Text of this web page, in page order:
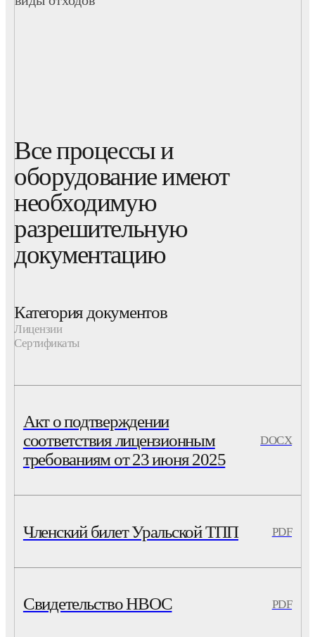
Все процессы и
оборудование имеют
необходимую
разрешительную
документацию
Категория документов
Лицензии
Сертификаты
Акт о подтверждении
соответствия лицензионным
требованиям от 23 июня 2025
DOCX
Членский билет Уральской ТПП PDF
Свидетельство НВОС PDF